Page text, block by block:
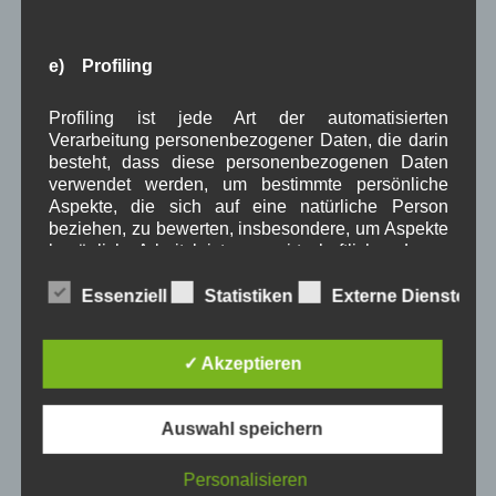
März 2023(5)
Januar 2023
(8)
Dezember 2022(7)
November 2022(8)
Oktober 2022(8)
September 2022(2)
August 2022(6)
Juni 2022
Mai 2022(5)
e) Profiling
Profiling ist jede Art der automatisierten
Verarbeitung personenbezogener Daten, die darin
besteht, dass diese personenbezogenen Daten
verwendet werden, um bestimmte persönliche
Aspekte, die sich auf eine natürliche Person
beziehen, zu bewerten, insbesondere, um Aspekte
bezüglich Arbeitsleistung, wirtschaftlicher Lage,
Zuverlässigkeit, Verhalten, Aufenthaltsort oder
analysieren oder vorherzusagen.
f) Pseudonymisierung
Essenziell Statistiken Externe Dienste
✓ Akzeptieren
Auswahl speichern
Personalisieren